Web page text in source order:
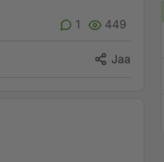
1 449
Jaa